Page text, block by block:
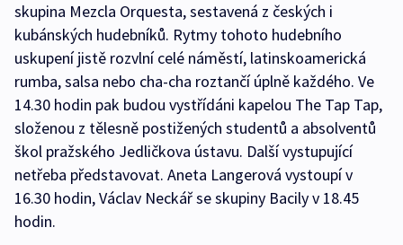
skupina Mezcla Orquesta, sestavená z českých i
kubánských hudebníků. Rytmy tohoto hudebního
uskupení jistě rozvlní celé náměstí, latinskoamerická
rumba, salsa nebo cha-cha roztančí úplně každého. Ve
14.30 hodin pak budou vystřídáni kapelou The Tap Tap,
složenou z tělesně postižených studentů a absolventů
škol pražského Jedličkova ústavu. Další vystupující
netřeba představovat. Aneta Langerová vystoupí v
16.30 hodin, Václav Neckář se skupiny Bacily v 18.45
hodin.